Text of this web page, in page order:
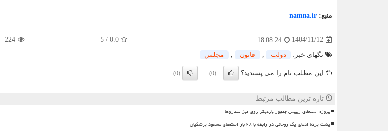
منبع: namna.ir
1404/11/12
18:08:24
0.0
/
5
224
تگهای خبر: دولت قانون مجلس
این مطلب نام را می پسندید؟ (0)
(0)
تازه ترین مطالب مرتبط
پروژه استعفای رییس جمهور باردیگر روی میز تندروها
پشت پرده ادعای یک روحانی در رابطه با ۲۸ بار استعفای مسعود پزشکیان